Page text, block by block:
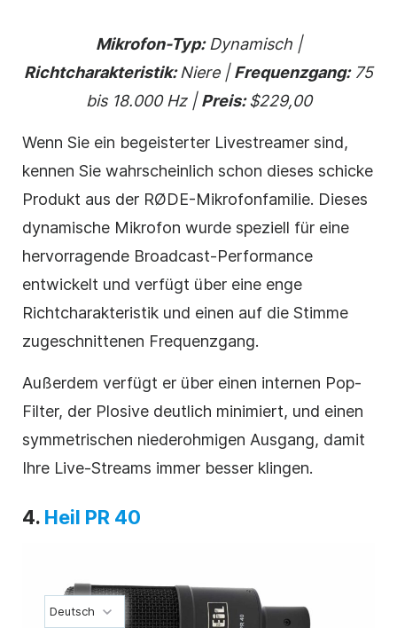
Mikrofon-Typ:Dynamisch |
Richtcharakteristik:Niere | Frequenzgang:75
bis 18.000 Hz | Preis:$229,00
Wenn Sie ein begeisterter Livestreamer sind,
kennen Sie wahrscheinlich schon dieses schicke
Produkt aus der RØDE-Mikrofonfamilie. Dieses
dynamische Mikrofon wurde speziell für eine
hervorragende Broadcast-Performance
entwickelt und verfügt über eine enge
Richtcharakteristik und einen auf die Stimme
zugeschnittenen Frequenzgang.
Außerdem verfügt er über einen internen Pop-
Filter, der Plosive deutlich minimiert, und einen
symmetrischen niederohmigen Ausgang, damit
Ihre Live-Streams immer besser klingen.
4. Heil PR 40
Deutsch